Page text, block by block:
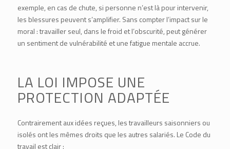
exemple, en cas de chute, si personne n’est là pour intervenir,
les blessures peuvent s’amplifier. Sans compter l’impact sur le
moral : travailler seul, dans le froid et l’obscurité, peut générer
un sentiment de vulnérabilité et une fatigue mentale accrue.
LA LOI IMPOSE UNE
PROTECTION ADAPTÉE
Contrairement aux idées reçues, les travailleurs saisonniers ou
isolés ont les mêmes droits que les autres salariés. Le Code du
travail est clair :